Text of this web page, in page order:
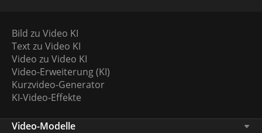
Bild zu Video KI
Text zu Video KI
Video zu Video KI
Video-Erweiterung (KI)
Kurzvideo-Generator
KI-Video-Effekte
Video-Modelle